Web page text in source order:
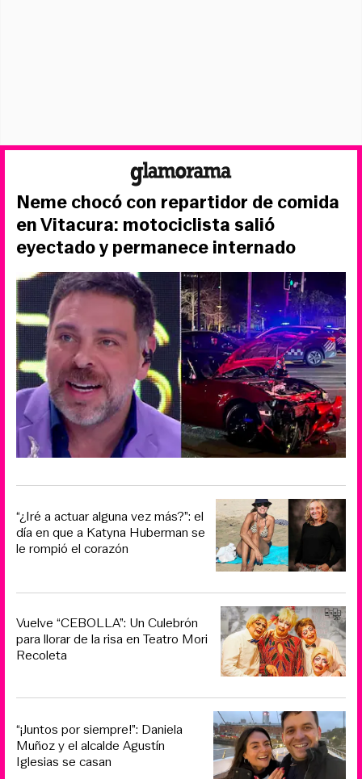
Neme chocó con repartidor de comida
en Vitacura: motociclista salió
eyectado y permanece internado
“¿Iré a actuar alguna vez más?”: el
día en que a Katyna Huberman se
le rompió el corazón
Vuelve “CEBOLLA”: Un Culebrón
para llorar de la risa en Teatro Mori
Recoleta
“¡Juntos por siempre!”: Daniela
Muñoz y el alcalde Agustín
Iglesias se casan